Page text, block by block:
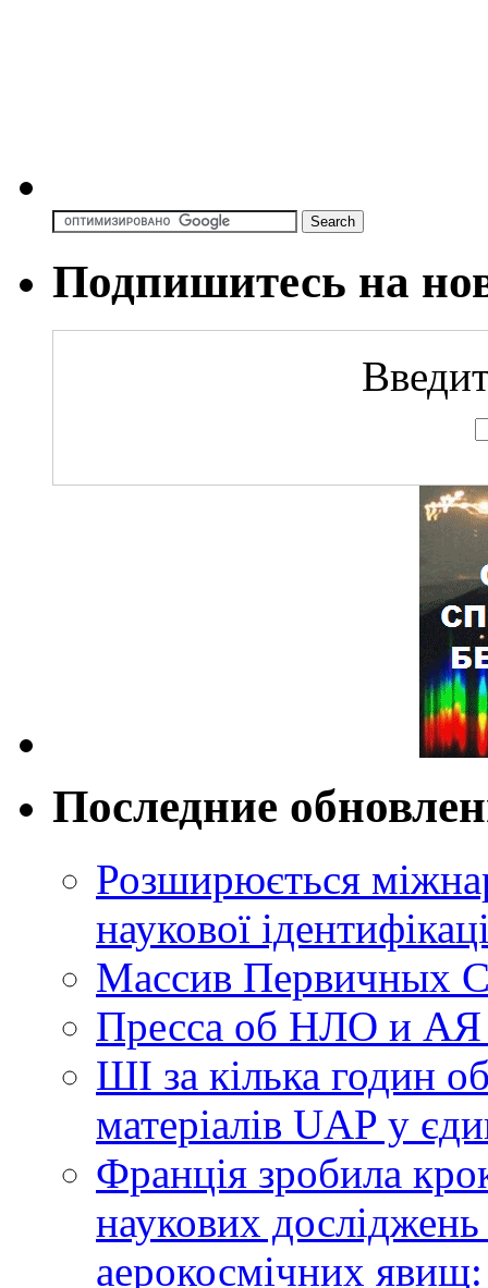
Подпишитесь на
Последние
Розширюється
наукової
Массив Первичных
Пресса об НЛО и
ШІ за кілька годин
матеріалів UAP у
Франція зробила
наукових
аерокосмічних